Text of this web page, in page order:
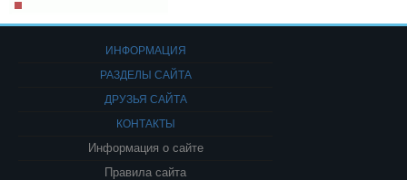
ИНФОРМАЦИЯ
РАЗДЕЛЫ САЙТА
ДРУЗЬЯ САЙТА
КОНТАКТЫ
Информация о сайте
Правила сайта